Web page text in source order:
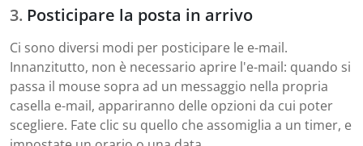
Posticipare la posta in arrivo
Ci sono diversi modi per posticipare le e-mail.
Innanzitutto, non è necessario aprire l'e-mail: quando si
passa il mouse sopra ad un messaggio nella propria
casella e-mail, appariranno delle opzioni da cui poter
scegliere. Fate clic su quello che assomiglia a un timer, e